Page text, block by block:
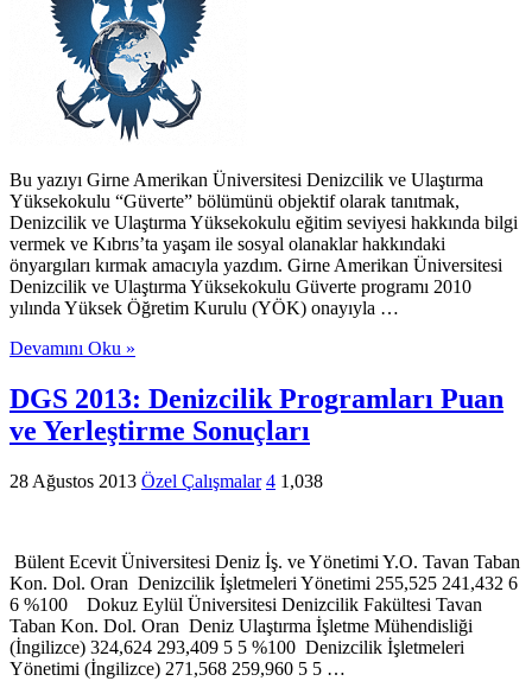
Bu yazıyı Girne Amerikan Üniversitesi Denizcilik ve Ulaştırma
Yüksekokulu “Güverte” bölümünü objektif olarak tanıtmak,
Denizcilik ve Ulaştırma Yüksekokulu eğitim seviyesi hakkında bilgi
vermek ve Kıbrıs’ta yaşam ile sosyal olanaklar hakkındaki
önyargıları kırmak amacıyla yazdım. Girne Amerikan Üniversitesi
Denizcilik ve Ulaştırma Yüksekokulu Güverte programı 2010
yılında Yüksek Öğretim Kurulu (YÖK) onayıyla …
Devamını Oku »
DGS 2013: Denizcilik Programları Puan
ve Yerleştirme Sonuçları
28 Ağustos 2013 Özel Çalışmalar 4 1,038
Bülent Ecevit Üniversitesi Deniz İş. ve Yönetimi Y.O. Tavan Taban
Kon. Dol. Oran Denizcilik İşletmeleri Yönetimi 255,525 241,432 6
6 %100 Dokuz Eylül Üniversitesi Denizcilik Fakültesi Tavan
Taban Kon. Dol. Oran Deniz Ulaştırma İşletme Mühendisliği
(İngilizce) 324,624 293,409 5 5 %100 Denizcilik İşletmeleri
Yönetimi (İngilizce) 271,568 259,960 5 5 …